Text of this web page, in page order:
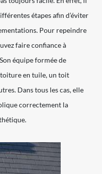
étapes afin d’éviter
Pour repeindre
faire confiance à
équipe formée de
en tuile, un toit
Dans tous les cas, elle
correctement la